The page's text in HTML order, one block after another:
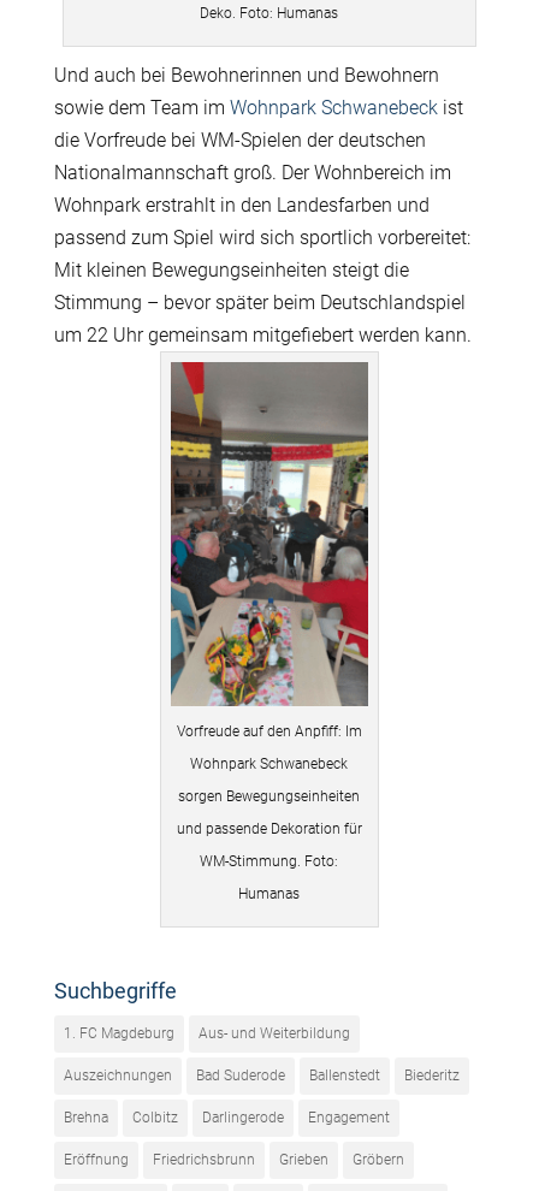
Deko. Foto: Humanas
Und auch bei Bewohnerinnen und Bewohnern
sowie dem Team im Wohnpark Schwanebeckist
die Vorfreude bei WM-Spielen der deutschen
Nationalmannschaft groß. Der Wohnbereich im
Wohnpark erstrahlt in den Landesfarben und
passend zum Spiel wird sich sportlich vorbereitet:
Mit kleinen Bewegungseinheiten steigt die
Stimmung – bevor später beim Deutschlandspiel
um 22 Uhr gemeinsam mitgefiebert werden kann.
Vorfreude auf den Anpfiff: Im
Wohnpark Schwanebeck
sorgen Bewegungseinheiten
und passende Dekoration für
WM-Stimmung. Foto:
Humanas
Suchbegriffe
1. FC Magdeburg Aus- und Weiterbildung
Auszeichnungen Bad Suderode Ballenstedt Biederitz
Brehna Colbitz Darlingerode Engagement
Eröffnung Friedrichsbrunn Grieben Gröbern